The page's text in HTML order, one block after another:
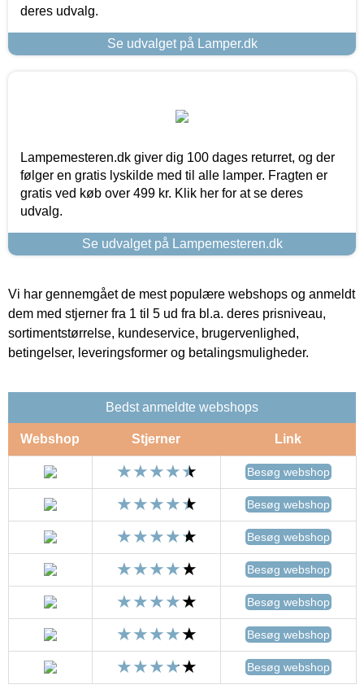
deres udvalg.
Se udvalget på Lamper.dk
Lampemesteren.dk giver dig 100 dages returret, og der
følger en gratis lyskilde med til alle lamper. Fragten er
gratis ved køb over 499 kr. Klik her for at se deres
udvalg.
Se udvalget på Lampemesteren.dk
Vi har gennemgået de mest populære webshops og anmeldt
dem med stjerner fra 1 til 5 ud fra bl.a. deres prisniveau,
sortimentstørrelse, kundeservice, brugervenlighed,
betingelser, leveringsformer og betalingsmuligheder.
Bedst anmeldte webshops
Webshop Stjerner Link
Besøg webshop
Besøg webshop
Besøg webshop
Besøg webshop
Besøg webshop
Besøg webshop
Besøg webshop